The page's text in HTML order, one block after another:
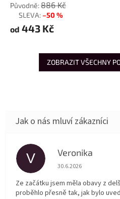
886 Kč
–50 %
od 443 Kč
ZOBRAZIT VŠECHNY
V Veronika
Hodnocení obchodu
30.6.2026
Ze začátku jsem měla obavy z
proběhlo přesně tak, jak bylo